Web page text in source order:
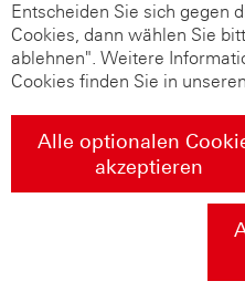
Entscheiden Sie sich gegen
Cookies, dann wählen Sie
ablehnen". Weitere
Cookies finden Sie in unseren
Alle optionalen
akzeptieren